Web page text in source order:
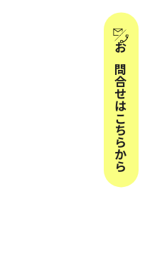
お問合せはこちらから